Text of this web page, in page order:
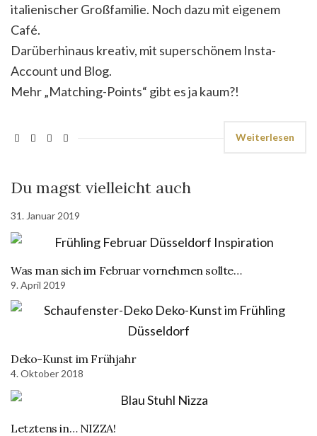
italienischer Großfamilie. Noch dazu mit eigenem
Café.
Darüberhinaus kreativ, mit superschönem Insta-
Account und Blog.
Mehr „Matching-Points“ gibt es ja kaum?!
Weiterlesen
Du magst vielleicht auch
31. Januar 2019
Was man sich im Februar vornehmen sollte…
9. April 2019
Deko-Kunst im Frühjahr
4. Oktober 2018
Letztens in… NIZZA!